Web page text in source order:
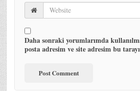
Daha sonraki yorumlarımda
posta adresim ve site adresim bu